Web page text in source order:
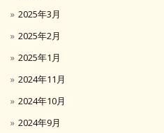
2025年3月
2025年2月
2025年1月
2024年11月
2024年10月
2024年9月